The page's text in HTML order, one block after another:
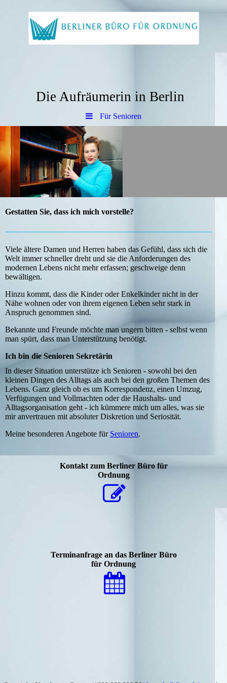
Die Aufräumerin in Berlin
Für Senioren
Gestatten Sie, dass ich mich vorstelle?
Viele ältere Damen und Herren haben das Gefühl, dass sich die
Welt immer schneller dreht und sie die Anforderungen des
modernen Lebens nicht mehr erfassen; geschweige denn
bewältigen.
Hinzu kommt, dass die Kinder oder Enkelkinder nicht in der
Nähe wohnen oder von ihrem eigenen Leben sehr stark in
Anspruch genommen sind.
Bekannte und Freunde möchte man ungern bitten - selbst wenn
man spürt, dass man Unterstützung benötigt.
Ich bin die Senioren Sekretärin
In dieser Situation unterstütze ich Senioren - sowohl bei den
kleinen Dingen des Alltags als auch bei den großen Themen des
Lebens. Ganz gleich ob es um Korrespondenz, einen Umzug,
Verfügungen und Vollmachten oder die Haushalts- und
Alltagsorganisation geht - ich kümmere mich um alles, was sie
mir anvertrauen mit absoluter Diskretion und Seriosität.
Meine besonderen Angebote für Senioren.
Kontakt zum Berliner Büro für
Ordnung
Terminanfrage an das Berliner Büro
für Ordnung